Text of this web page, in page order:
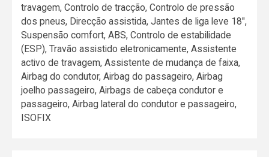
travagem, Controlo de tracção, Controlo de pressão
dos pneus, Direcção assistida, Jantes de liga leve 18",
Suspensão comfort, ABS, Controlo de estabilidade
(ESP), Travão assistido eletronicamente, Assistente
activo de travagem, Assistente de mudança de faixa,
Airbag do condutor, Airbag do passageiro, Airbag
joelho passageiro, Airbags de cabeça condutor e
passageiro, Airbag lateral do condutor e passageiro,
ISOFIX